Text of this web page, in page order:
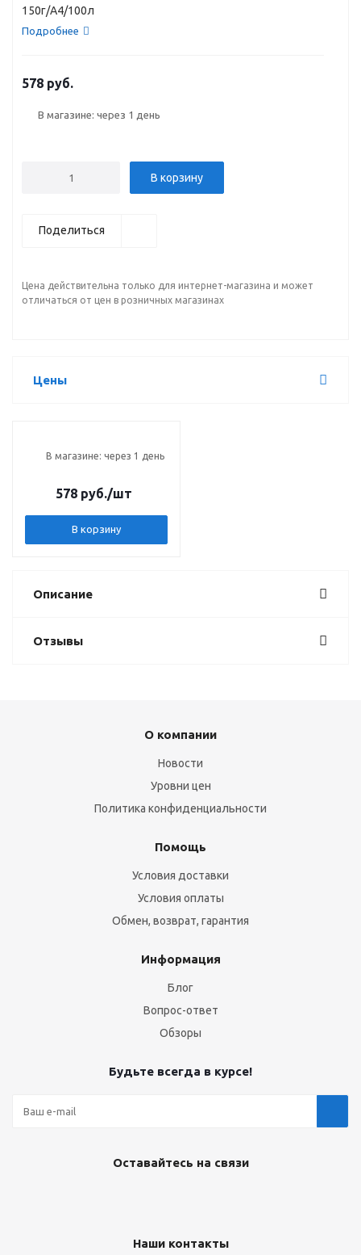
150г/A4/100л
Подробнее
578 руб.
В магазине: через 1 день
В корзину
Поделиться
Цена действительна только для интернет-магазина и может
отличаться от цен в розничных магазинах
Цены
В магазине: через 1 день
578 руб./шт
В корзину
Описание
Отзывы
О компании
Новости
Уровни цен
Политика конфиденциальности
Помощь
Условия доставки
Условия оплаты
Обмен, возврат, гарантия
Информация
Блог
Вопрос-ответ
Обзоры
Будьте всегда в курсе!
Оставайтесь на связи
Наши контакты